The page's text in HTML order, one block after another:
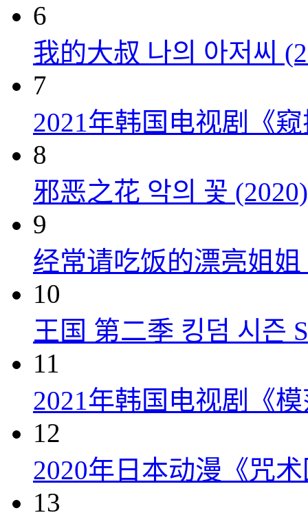
6
我的大叔 나의 아저씨
7
2021年韩国电视剧《
8
邪恶之花 악의 꽃 (2020)
9
经常请吃饭的漂亮姐姐
10
王国 第二季 킹덤 시즌
11
2021年韩国电视剧《
12
2020年日本动漫《咒
13